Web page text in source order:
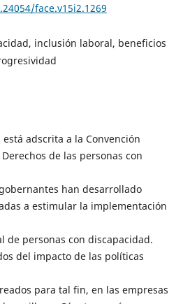
face.v15i2.1269
inclusión laboral, beneficios
adscrita a la Convención
de las personas con
han desarrollado
a estimular la implementación
de personas con discapacidad.
del impacto de las políticas
para tal fin, en las empresas